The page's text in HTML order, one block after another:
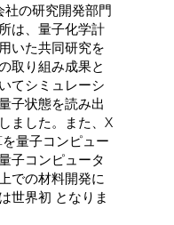
の研究開発部門
は、量子化学計
いた共同研究を
取り組み成果と
てシミュレーシ
子状態を読み出
ました。また、X
量子コンピュー
子コンピュータ
での材料開発に
世界初 となりま